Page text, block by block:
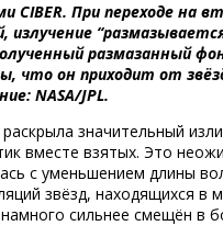
CIBER. При переходе на
излучение
размазанный
что он приходит от
NASA/JPL.
значительный
вместе взятых. Это
с уменьшением длины
звёзд, находящихся в
сильнее смещён в